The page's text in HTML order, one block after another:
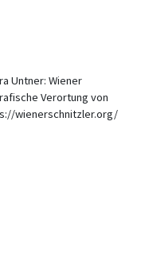
Untner: Wiener
Verortung von
wienerschnitzler.org/